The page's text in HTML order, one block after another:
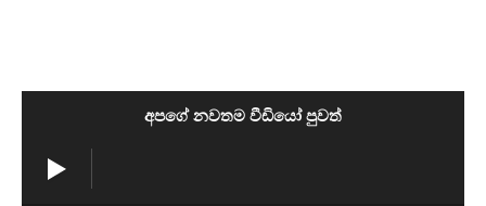
අපගේ නවතම වීඩියෝ පුවත්